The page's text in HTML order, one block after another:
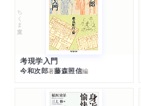
ちくま文庫
考現学入門
今和次郎著藤森照信編